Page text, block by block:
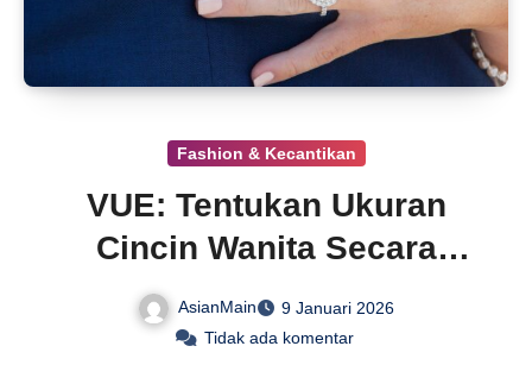
Fashion & Kecantikan
VUE: Tentukan Ukuran
Cincin Wanita Secara
Mandiri
AsianMain
9 Januari 2026
Tidak ada komentar